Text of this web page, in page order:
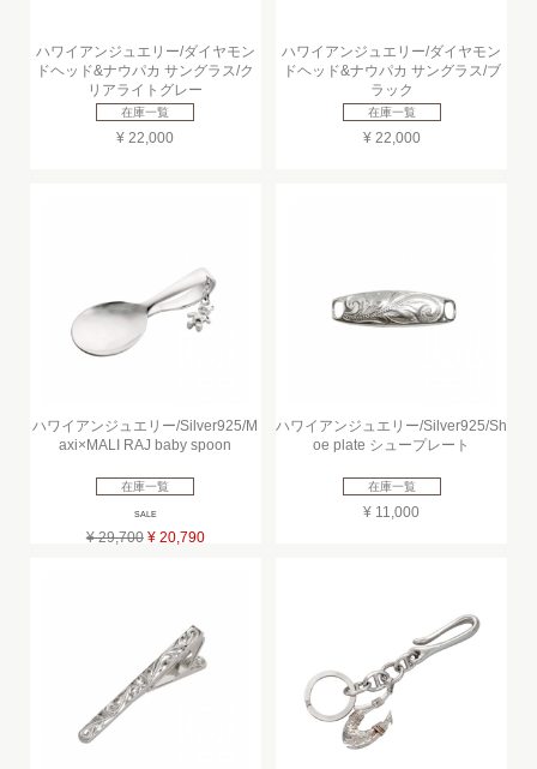
ハワイアンジュエリー/ダイヤモン
ドヘッド&ナウパカ サングラス/ク
リアライトグレー
在庫一覧
¥ 22,000
ハワイアンジュエリー/ダイヤモン
ドヘッド&ナウパカ サングラス/ブ
ラック
在庫一覧
¥ 22,000
ハワイアンジュエリー/Silver925/M
axi×MALI RAJ baby spoon
在庫一覧
SALE
¥ 29,700 ¥ 20,790
ハワイアンジュエリー/Silver925/Sh
oe plate シュープレート
在庫一覧
¥ 11,000